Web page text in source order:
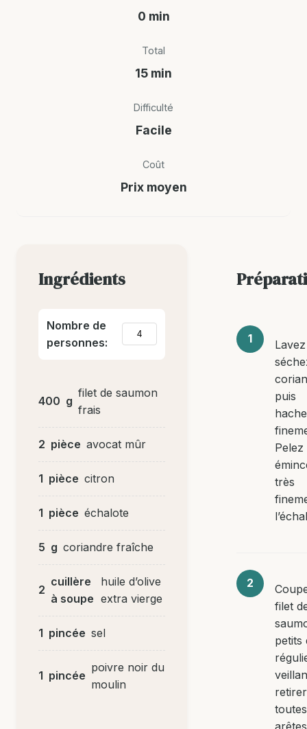
0 min
Total
15 min
Difficulté
Facile
Coût
Prix moyen
Ingrédients
Nombre de
personnes:
400 g
filet de saumon
frais
2 pièce avocat mûr
1 pièce citron
1 pièce échalote
5 g coriandre fraîche
2
cuillère
à soupe
huile d’olive
extra vierge
1 pincée sel
1 pincée
poivre noir du
moulin
puis
Pelez
très
filet
petits
retirer